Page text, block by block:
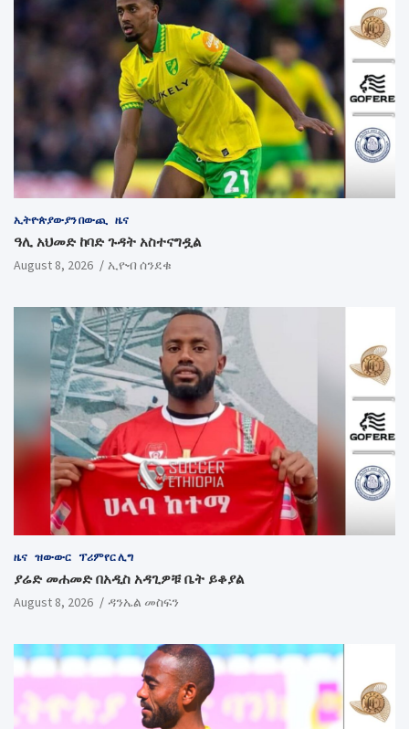
ኢትዮጵያውያን በውጪ ዜና
ዓሊ አህመድ ከባድ ጉዳት አስተናግዷል
August 8, 2026 ኢዮብ ሰንደቁ
ዜና ዝውውር ፕሪምየር ሊግ
ያሬድ መሐመድ በአዲስ አዳጊዎቹ ቤት ይቆያል
August 8, 2026 ዳንኤል መስፍን